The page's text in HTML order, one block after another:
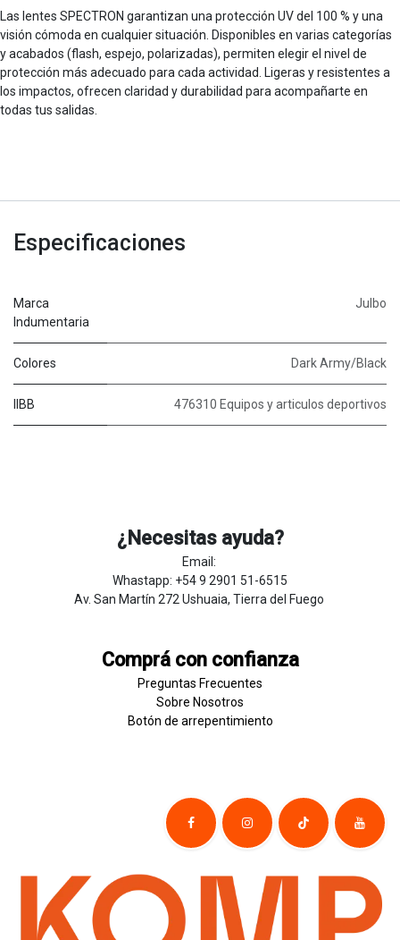
Las lentes SPECTRON garantizan una protección UV del 100 % y una
visión cómoda en cualquier situación. Disponibles en varias categorías
y acabados (flash, espejo, polarizadas), permiten elegir el nivel de
protección más adecuado para cada actividad. Ligeras y resistentes a
los impactos, ofrecen claridad y durabilidad para acompañarte en
todas tus salidas.
Especificaciones
Marca
Indumentaria
Julbo
Colores Dark Army/Black
IIBB 476310 Equipos y articulos deportivos
¿Necesitas ayuda?
Email:
Whastapp: +54 9 2901 51-6515
Av. San Martín 272 Ushuaia, Tierra del Fuego
Comprá con confianza
Preguntas Frecuentes
Sobre Nosotros
Botón de ​arrepentim​​​iento